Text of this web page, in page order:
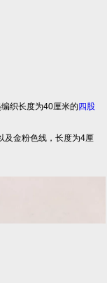
织长度为40厘米的 四股
及金粉色线，长度为4厘